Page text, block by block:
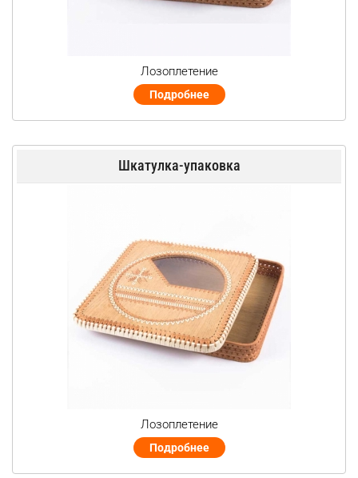
Лозоплетение
Подробнее
Шкатулка-упаковка
Лозоплетение
Подробнее